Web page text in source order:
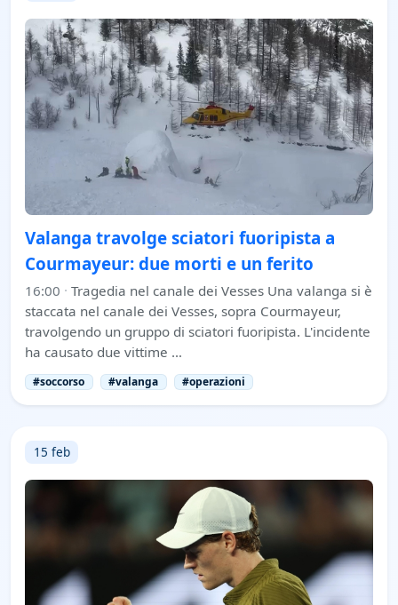
Valanga travolge sciatori fuoripista a
Courmayeur: due morti e un ferito
16:00 · Tragedia nel canale dei Vesses Una valanga si è
staccata nel canale dei Vesses, sopra Courmayeur,
travolgendo un gruppo di sciatori fuoripista. L'incidente
ha causato due vittime …
#soccorso #valanga #operazioni
15 feb